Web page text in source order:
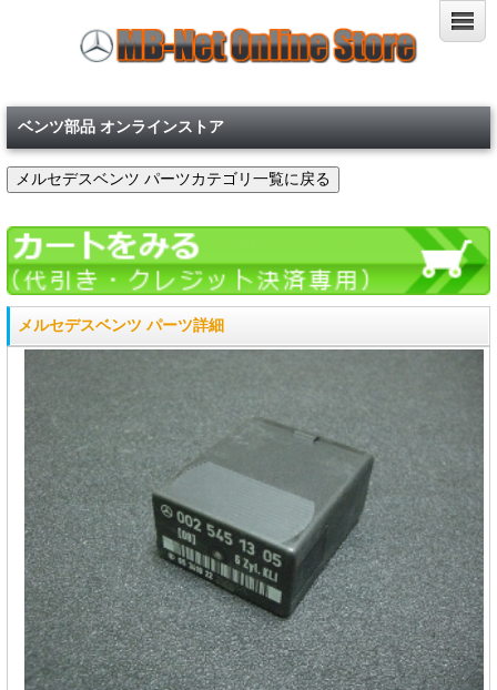
ベンツ部品 オンラインストア
メルセデスベンツ パーツ詳細